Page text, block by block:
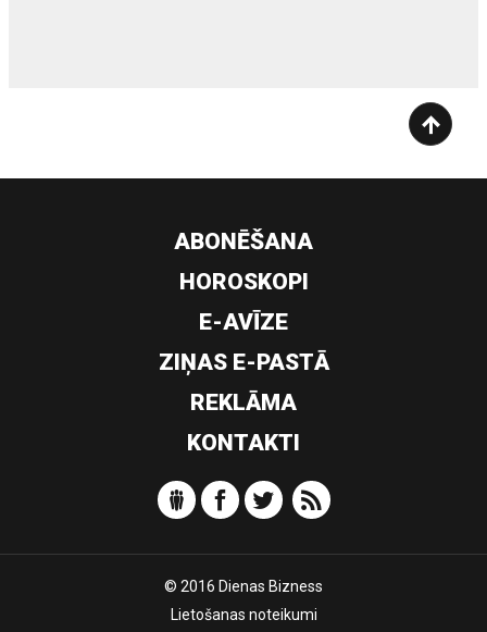
ABONĒŠANA
HOROSKOPI
E-AVĪZE
ZIŅAS E-PASTĀ
REKLĀMA
KONTAKTI
© 2016 Dienas Bizness
Lietošanas noteikumi